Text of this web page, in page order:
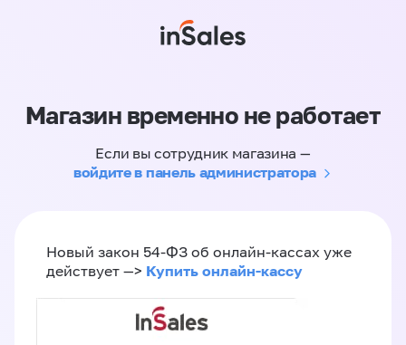
Магазин временно не работает
Если вы сотрудник магазина —
войдите в панель администратора
Новый закон 54-ФЗ об онлайн-кассах уже
действует —> Купить онлайн-кассу